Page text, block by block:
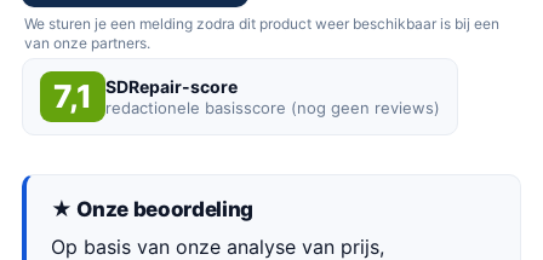
We sturen je een melding zodra dit product weer beschikbaar is bij een
van onze partners.
7,1 SDRepair-score
redactionele basisscore (nog geen reviews)
★ Onze beoordeling
Op basis van onze analyse van prijs,